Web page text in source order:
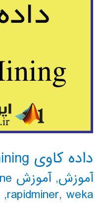
داده کاوی data mining
آموزش,آموزش clementine
rapidminer, weka
,